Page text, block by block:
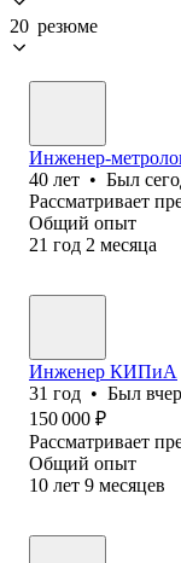
20 резюме
Инженер-
40 лет • Был
Рассматривает
Общий опыт
21 год 2 месяца
Инженер КИПиА
31 год • Был
150 000 ₽
Рассматривает
Общий опыт
10 лет 9 месяцев